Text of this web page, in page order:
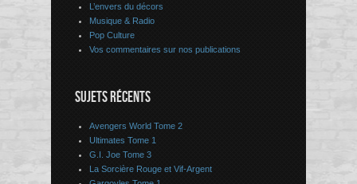
L’envers du décors
Musique & Radio
Pop Culture
Vos commentaires sur nos publications
SUJETS RÉCENTS
Avengers World Tome 2
Ultimates Tome 1
G.I. Joe Tome 3
La Sorcière Rouge et Vif-Argent